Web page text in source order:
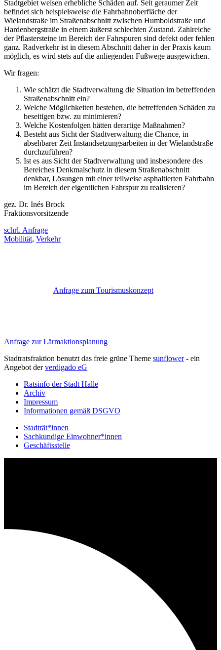
Stadtgebiet weisen erhebliche Schäden auf. Seit geraumer Zeit
befindet sich beispielsweise die Fahrbahnoberfläche der
Wielandstraße im Straßenabschnitt zwischen Humboldstraße und
Hardenbergstraße in einem äußerst schlechten Zustand. Zahlreiche
der Pflastersteine im Bereich der Fahrspuren sind defekt oder fehlen
ganz. Radverkehr ist in diesem Abschnitt daher in der Praxis kaum
möglich, es wird stets auf die anliegenden Fußwege ausgewichen.
Wir fragen:
Wie schätzt die Stadtverwaltung die Situation im betreffenden
Straßenabschnitt ein?
Welche Möglichkeiten bestehen, die betreffenden Schäden zu
beseitigen bzw. zu minimieren?
Welche Kostenfolgen hätten derartige Maßnahmen?
Besteht aus Sicht der Stadtverwaltung die Chance, in
absehbarer Zeit Instandsetzungsarbeiten in der Wielandstraße
durchzuführen?
Ist es aus Sicht der Stadtverwaltung und insbesondere des
Bereiches Denkmalschutz in diesem Straßenabschnitt
denkbar, Lösungen mit einer teilweise asphaltierten Fahrbahn
im Bereich der eigentlichen Fahrspur zu realisieren?
gez. Dr. Inés Brock
Fraktionsvorsitzende
schrl. Anfrage
Mobilität, Verkehr
Anfrage zum Tourismuskonzept
Anfrage zur Lärmaktionsplanung
Stadtratsfraktion benutzt das freie grüne Theme sunflower‐ ein
Angebot derverdigado eG
Ratsinfo der Stadt Halle
Archiv
Impressum
Informationen gemäß DSGVO
Stadträt*innen
Sachkundige Einwohner*innen
Geschäftsstelle